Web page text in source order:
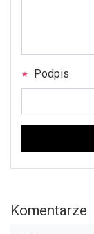
Podpis
Komentarze